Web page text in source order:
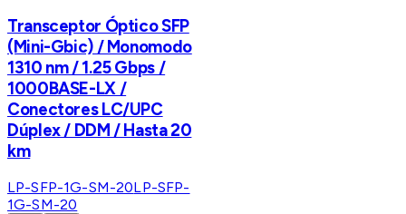
Transceptor Óptico SFP
(Mini-Gbic) / Monomodo
1310 nm / 1.25 Gbps /
1000BASE-LX /
Conectores LC/UPC
Dúplex / DDM / Hasta 20
km
LP-SFP-1G-SM-20LP-SFP-
1G-SM-20